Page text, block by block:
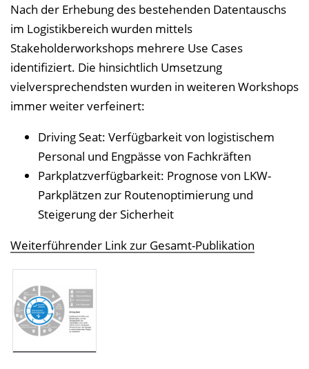
Nach der Erhebung des bestehenden Datentauschs
im Logistikbereich wurden mittels
Stakeholderworkshops mehrere Use Cases
identifiziert. Die hinsichtlich Umsetzung
vielversprechendsten wurden in weiteren Workshops
immer weiter verfeinert:
Driving Seat: Verfügbarkeit von logistischem
Personal und Engpässe von Fachkräften
Parkplatzverfügbarkeit: Prognose von LKW-
Parkplätzen zur Routenoptimierung und
Steigerung der Sicherheit
Weiterführender Link zur Gesamt-Publikation